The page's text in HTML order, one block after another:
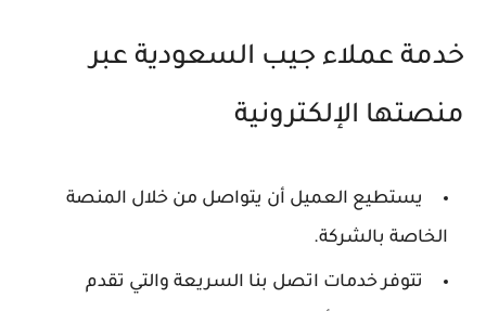
خدمة عملاء جيب السعودية عبر
منصتها الإلكترونية
يستطيع العميل أن يتواصل من خلال المنصة
الخاصة بالشركة.
تتوفر خدمات اتصل بنا السريعة والتي تقدم